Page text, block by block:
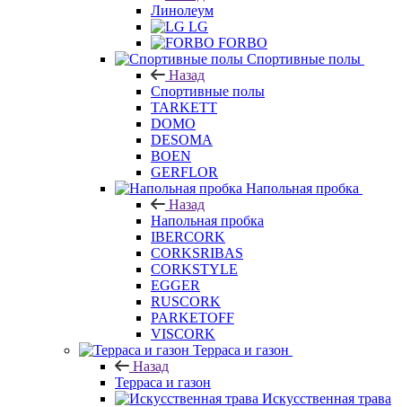
Линолеум
LG
FORBO
Спортивные полы
Назад
Спортивные полы
TARKETT
DOMO
DESOMA
BOEN
GERFLOR
Напольная пробка
Назад
Напольная пробка
IBERCORK
CORKSRIBAS
CORKSTYLE
EGGER
RUSCORK
PARKETOFF
VISCORK
Терраса и газон
Назад
Терраса и газон
Искусственная трава